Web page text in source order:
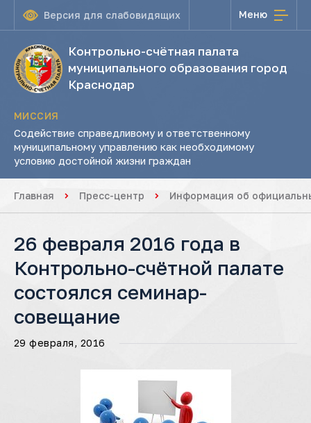
Версия для слабовидящих Меню
Контрольно-счётная палата
муниципального образования город
Краснодар
МИССИЯ
Содействие справедливому и ответственному
муниципальному управлению как необходимому
условию достойной жизни граждан
Главная Пресс-центр Информация об
26 февраля 2016 года в
Контрольно-счётной палате
состоялся семинар-
совещание
29 февраля, 2016